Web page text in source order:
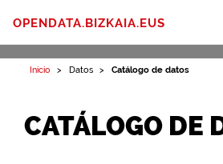
OPENDATA.BIZKAIA.EUS
Inicio Datos Catálogo de datos
CATÁLOGO DE